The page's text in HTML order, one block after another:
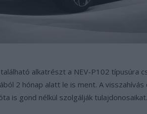
alkatrészt a NEV-P102 típusúra
2 hónap alatt le is ment. A
is gond nélkül szolgálják tulajdonosaikat.